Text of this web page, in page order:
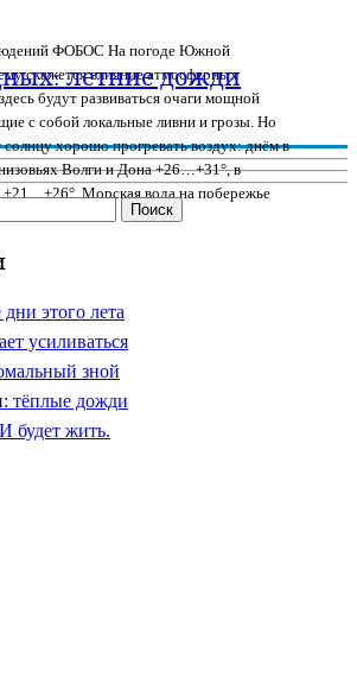
ФОБОС На погоде Южной
скажется влияние атмосферных
будут развиваться очаги мощной
с собой локальные ливни и грозы. Но
хорошо прогревать воздух: днём в
Волги и Дона +26…+31°, в
+21…+26°. Морская вода на побережье
летние дожди
этого лета
усиливаться
зной
тёплые дожди
будет жить.